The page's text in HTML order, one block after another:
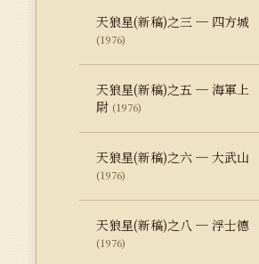
天狼星(新稿)之三 ─ 四方城
(1976)
天狼星(新稿)之五 ─ 海軍上
尉 (1976)
天狼星(新稿)之六 ─ 大武山
(1976)
天狼星(新稿)之八 ─ 浮士德
(1976)